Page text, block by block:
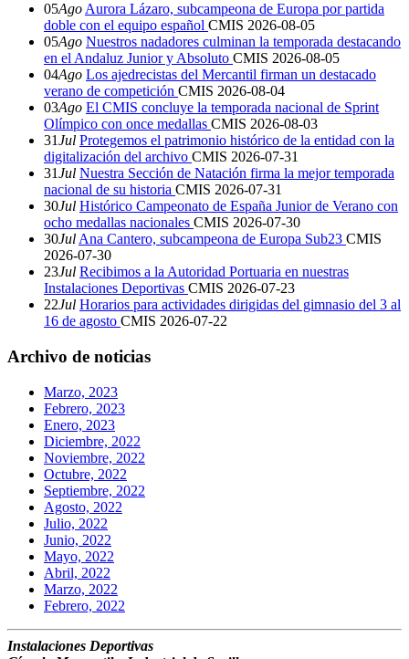
05Ago Aurora Lázaro, subcampeona de Europa por partida
doble con el equipo español CMIS 2026-08-05
05Ago Nuestros nadadores culminan la temporada destacando
en el Andaluz Junior y Absoluto CMIS 2026-08-05
04Ago Los ajedrecistas del Mercantil firman un destacado
verano de competición CMIS 2026-08-04
03Ago El CMIS concluye la temporada nacional de Sprint
Olímpico con once medallas CMIS 2026-08-03
31Jul Protegemos el patrimonio histórico de la entidad con la
digitalización del archivo CMIS 2026-07-31
31Jul Nuestra Sección de Natación firma la mejor temporada
nacional de su historia CMIS 2026-07-31
30Jul Histórico Campeonato de España Junior de Verano con
ocho medallas nacionales CMIS 2026-07-30
30Jul Ana Cantero, subcampeona de Europa Sub23 CMIS
2026-07-30
23Jul Recibimos a la Autoridad Portuaria en nuestras
Instalaciones Deportivas CMIS 2026-07-23
22Jul Horarios para actividades dirigidas del gimnasio del 3 al
16 de agosto CMIS 2026-07-22
Archivo de noticias
Marzo, 2023
Febrero, 2023
Enero, 2023
Diciembre, 2022
Noviembre, 2022
Octubre, 2022
Septiembre, 2022
Agosto, 2022
Julio, 2022
Junio, 2022
Mayo, 2022
Abril, 2022
Marzo, 2022
Febrero, 2022
Instalaciones Deportivas